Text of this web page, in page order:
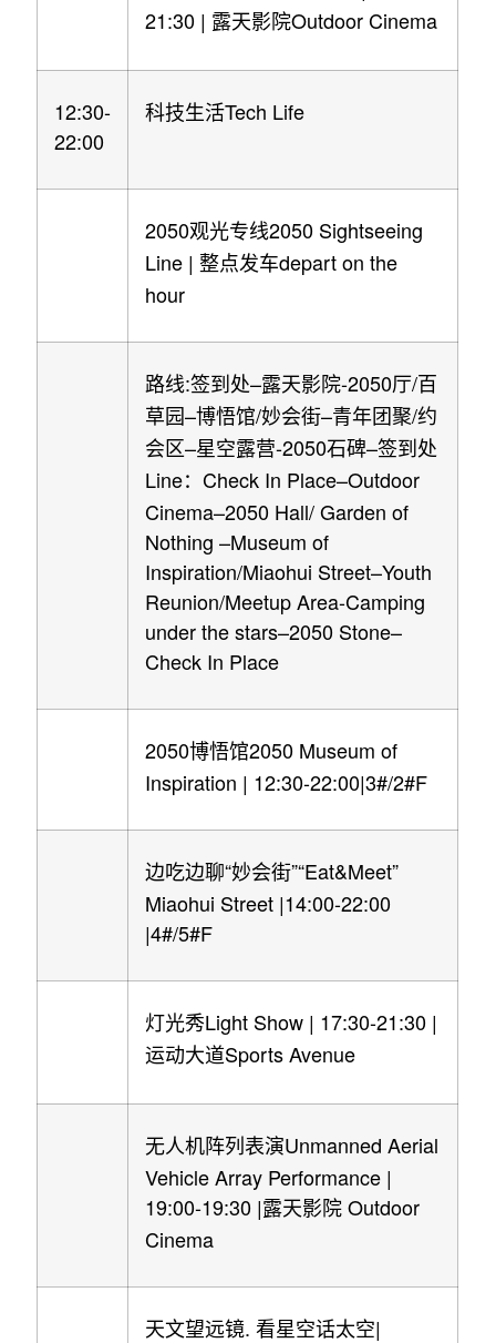
21:30 | 露天影院Outdoor Cinema
12:30-
22:00
科技生活Tech Life
2050观光专线2050 Sightseeing
Line | 整点发车depart on the
hour
路线:签到处–露天影院-2050厅/百
草园–博悟馆/妙会街–青年团聚/约
会区–星空露营-2050石碑–签到处
Line：Check In Place–Outdoor
Cinema–2050 Hall/ Garden of
Nothing –Museum of
Inspiration/Miaohui Street–Youth
Reunion/Meetup Area-Camping
under the stars–2050 Stone–
Check In Place
2050博悟馆2050 Museum of
Inspiration | 12:30-22:00|3#/2#F
边吃边聊“妙会街”“Eat&Meet”
Miaohui Street |14:00-22:00
|4#/5#F
灯光秀Light Show | 17:30-21:30 |
运动大道Sports Avenue
无人机阵列表演Unmanned Aerial
Vehicle Array Performance |
19:00-19:30 |露天影院 Outdoor
Cinema
天文望远镜.看星空话太空|